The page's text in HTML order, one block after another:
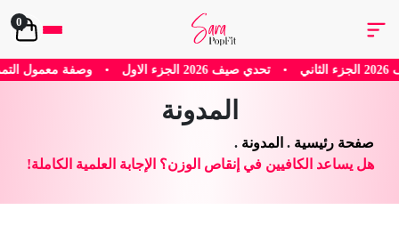
0
• وصفة معمول التمر الصحي • تمارين كيجل للنساء •
المدونة
صفحة رئيسية . المدونة .
هل يساعد الكافيين في إنقاص الوزن؟ الإجابة العلمية الكاملة!